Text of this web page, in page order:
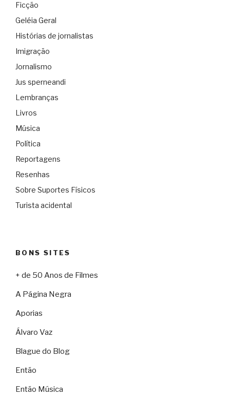
Ficção
Geléia Geral
Histórias de jornalistas
Imigração
Jornalismo
Jus sperneandi
Lembranças
Livros
Música
Política
Reportagens
Resenhas
Sobre Suportes Físicos
Turista acidental
BONS SITES
+ de 50 Anos de Filmes
A Página Negra
Aporias
Álvaro Vaz
Blague do Blog
Então
Então Música